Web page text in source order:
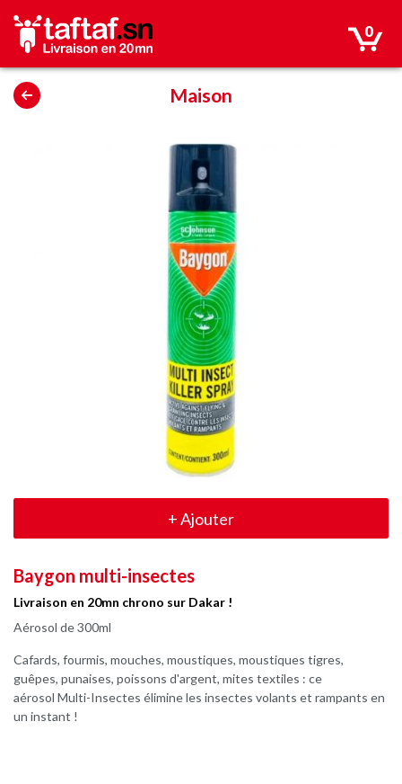
0
Maison
+Ajouter
Baygon multi-insectes
Livraison en 20mn chrono sur Dakar !
Aérosol de 300ml
Cafards, fourmis, mouches, moustiques, moustiques tigres,
guêpes, punaises, poissons d'argent, mites textiles : ce
aérosol Multi-Insectes élimine les insectes volants et rampants en
un instant !